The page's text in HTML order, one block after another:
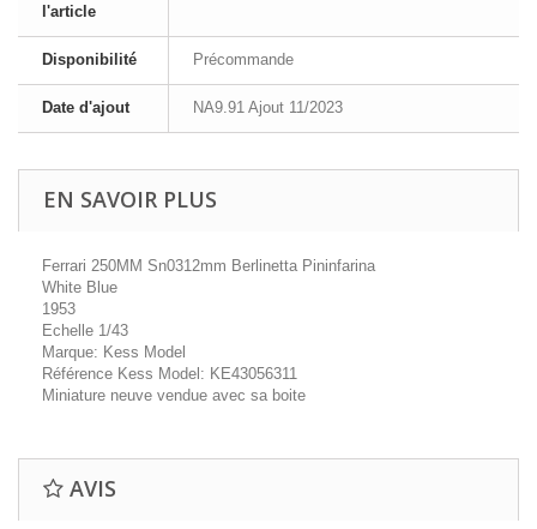
l'article
Disponibilité Précommande
Date d'ajout NA9.91 Ajout 11/2023
EN SAVOIR PLUS
Ferrari 250MM Sn0312mm Berlinetta Pininfarina
White Blue
1953
Echelle 1/43
Marque: Kess Model
Référence Kess Model: KE43056311
Miniature neuve vendue avec sa boite
AVIS